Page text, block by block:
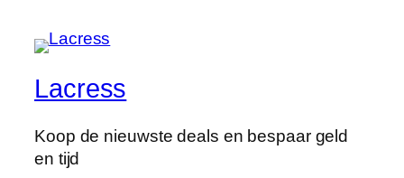
Lacress
Koop de nieuwste deals en bespaar geld
en tijd